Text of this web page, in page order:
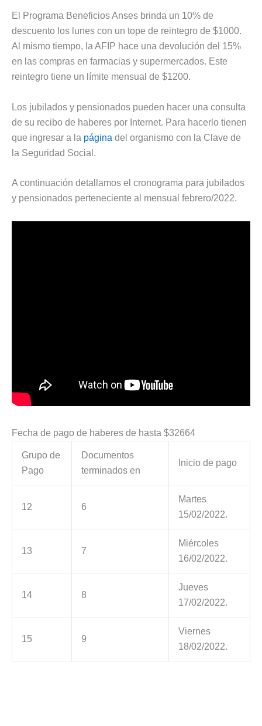
El Programa Beneficios Anses brinda un 10% de
descuento los lunes con un tope de reintegro de $1000.
Al mismo tiempo, la AFIP hace una devolución del 15%
en las compras en farmacias y supermercados. Este
reintegro tiene un límite mensual de $1200.
Los jubilados y pensionados pueden hacer una consulta
de su recibo de haberes por Internet. Para hacerlo tienen
que ingresar a la página del organismo con la Clave de
la Seguridad Social.
A continuación detallamos el cronograma para jubilados
y pensionados perteneciente al mensual febrero/2022.
Fecha de pago de haberes de hasta $32664
Grupo de
Pago
Documentos
terminados en
Inicio de pago
12 6
Martes
15/02/2022.
13 7
Miércoles
16/02/2022.
14 8
Jueves
17/02/2022.
15 9
Viernes
18/02/2022.